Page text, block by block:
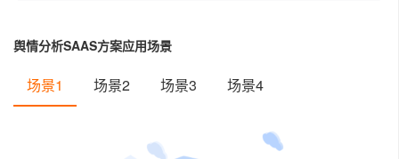
舆情分析SAAS方案应用场景
场景1 场景2 场景3 场景4